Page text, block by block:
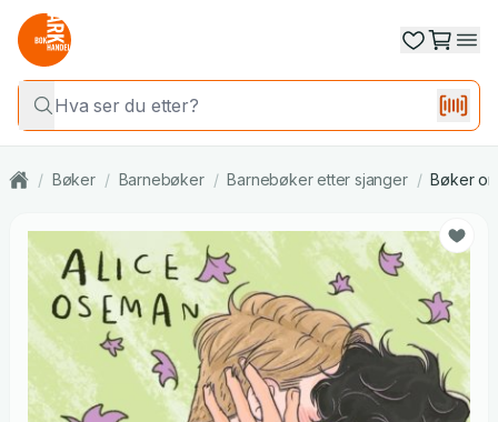
/ Bøker / Barnebøker / Barnebøker etter sjanger / Bøker